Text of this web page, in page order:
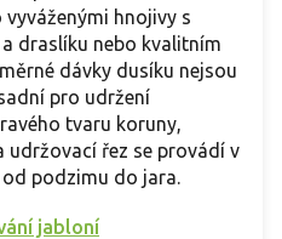
hnojivy s
draslíku nebo kvalitním
dávky dusíku nejsou
pro udržení
tvaru koruny,
udržovací řez se provádí v
podzimu do jara.
jabloní